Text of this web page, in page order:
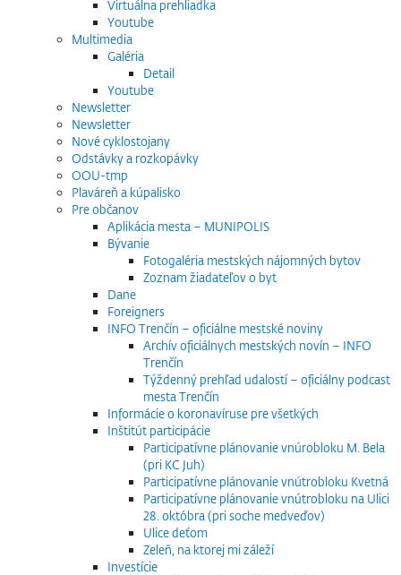
Virtuálna prehliadka
Youtube
Multimedia
Galéria
Detail
Youtube
Newsletter
Newsletter
Nové cyklostojany
Odstávky a rozkopávky
OOU-tmp
Plaváreň a kúpalisko
Pre občanov
Aplikácia mesta – MUNIPOLIS
Bývanie
Fotogaléria mestských nájomných bytov
Zoznam žiadateľov o byt
Dane
Foreigners
INFO Trenčín – oficiálne mestské noviny
Archív oficiálnych mestských novín – INFO
Trenčín
Týždenný prehľad udalostí – oficiálny podcast
mesta Trenčín
Informácie o koronavíruse pre všetkých
Inštitút participácie
Participatívne plánovanie vnúrobloku M. Bela
(pri KC Juh)
Participatívne plánovanie vnútrobloku Kvetná
Participatívne plánovanie vnútrobloku na Ulici
28. októbra (pri soche medveďov)
Ulice deťom
Zeleň, na ktorej mi záleží
Investície